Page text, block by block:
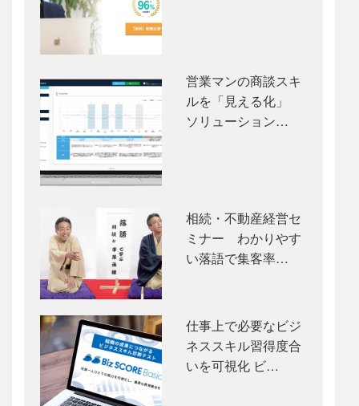
営業マンの商談スキ
ルを「見える化」
ソリューション…
相続・不動産経営セ
ミナー わかりやす
い落語で集客率…
仕事上で必要なビジ
ネススキル習得度合
いを可視化 ビ…